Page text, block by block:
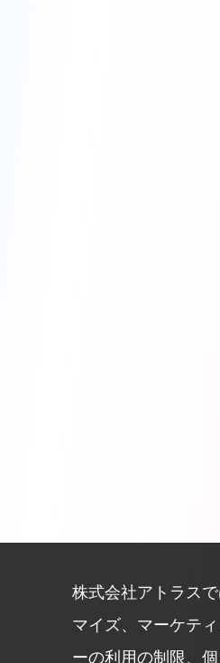
株式会社アトラス
マイズ、マーケテ
ーの利用の制限、